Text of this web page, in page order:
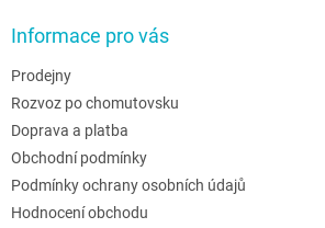
Informace pro vás
Prodejny
Rozvoz po chomutovsku
Doprava a platba
Obchodní podmínky
Podmínky ochrany osobních údajů
Hodnocení obchodu